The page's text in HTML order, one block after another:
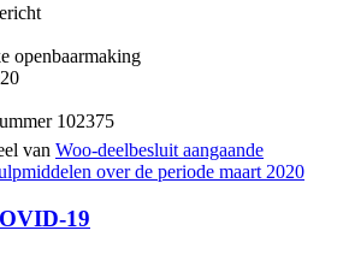
openbaarmaking
102375
van Woo-deelbesluit aangaande
over de periode maart 2020
19